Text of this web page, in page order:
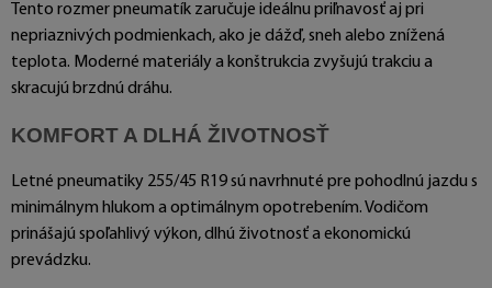
Tento rozmer pneumatík zaručuje ideálnu priľnavosť aj pri
nepriaznivých podmienkach, ako je dážď, sneh alebo znížená
teplota. Moderné materiály a konštrukcia zvyšujú trakciu a
skracujú brzdnú dráhu.
KOMFORT A DLHÁ ŽIVOTNOSŤ
Letné pneumatiky 255/45 R19 sú navrhnuté pre pohodlnú jazdu s
minimálnym hlukom a optimálnym opotrebením. Vodičom
prinášajú spoľahlivý výkon, dlhú životnosť a ekonomickú
prevádzku.